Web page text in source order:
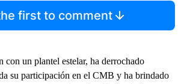
first to comment
con un plantel estelar, ha derrochado
su participación en el CMB y ha brindado